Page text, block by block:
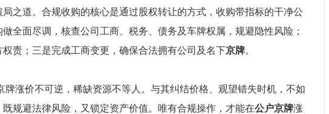
之道。合规收购的核心是通过股权转让的方式，收购带指标的干净公
全面尽调，核查公司工商、税务、债务及车牌权属，规避隐性风险；
责；三是完成工商变更，确保合法拥有公司及名下京牌。
牌涨价不可逆，稀缺资源不等人。与其纠结价格、观望错失时机，不如
规避法律风险，又锁定资产价值。唯有合规操作，才能在公户京牌涨